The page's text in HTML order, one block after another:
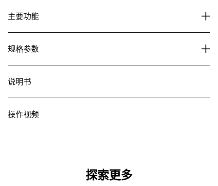
主要功能
规格参数
说明书
操作视频
探索更多